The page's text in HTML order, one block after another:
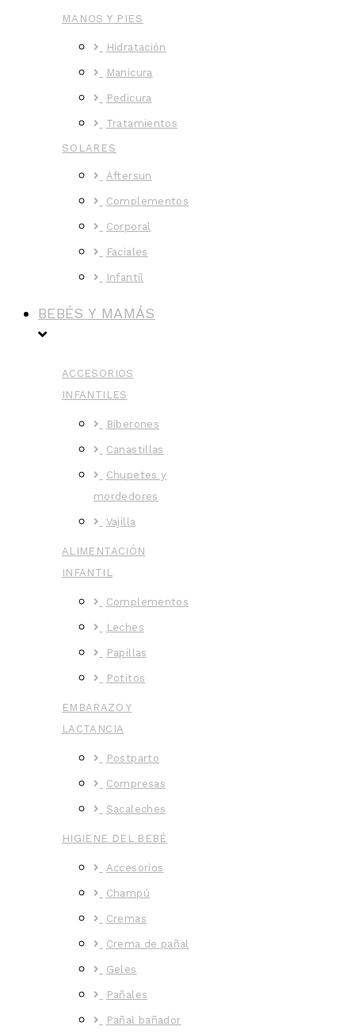
MANOS Y PIES
Hidratación
Manicura
Pedicura
Tratamientos
SOLARES
Aftersun
Complementos
Corporal
Faciales
Infantil
BEBÉS Y MAMÁS
ACCESORIOS
INFANTILES
Biberones
Canastillas
Chupetes y
mordedores
Vajilla
ALIMENTACIÓN
INFANTIL
Complementos
Leches
Papillas
Potitos
EMBARAZO Y
LACTANCIA
Postparto
Compresas
Sacaleches
HIGIENE DEL BEBÉ
Accesorios
Champú
Cremas
Crema de pañal
Geles
Pañales
Pañal bañador